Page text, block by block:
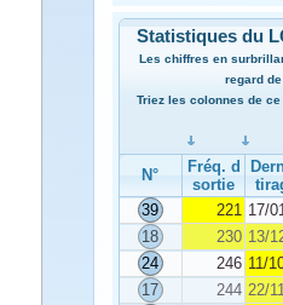
Statistiques du
Les chiffres en
regard
Triez les colonnes de
N°
Fréq. de
sortie
39
221 17/
18
230 13/
24
246 11/
17
244 22/